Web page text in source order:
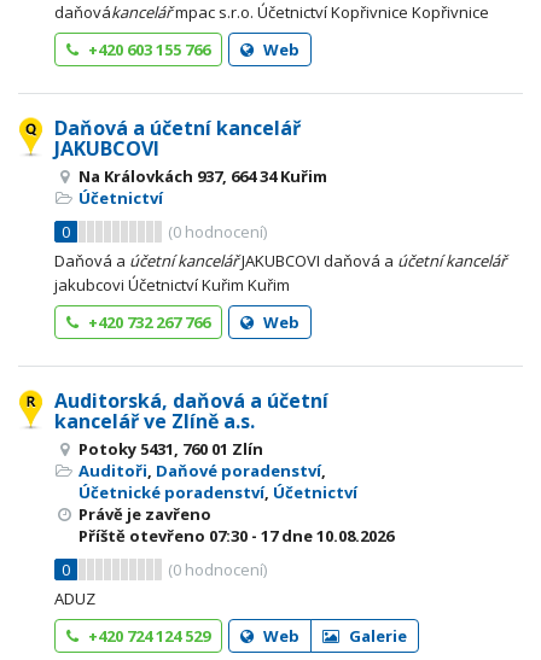
daňovákancelářmpac s.r.o. Účetnictví Kopřivnice Kopřivnice
+420 603 155 766
Web
Daňová a účetní kancelář
JAKUBCOVI
Na Královkách 937, 664 34 Kuřim
Účetnictví
0
(0 hodnocení)
Daňová a účetní kancelářJAKUBCOVI daňová a účetní kancelář
jakubcovi Účetnictví Kuřim Kuřim
+420 732 267 766
Web
Auditorská, daňová a účetní
kancelář ve Zlíně a.s.
Potoky 5431, 760 01 Zlín
Auditoři, Daňové poradenství,
Účetnické poradenství, Účetnictví
Právě je zavřeno
Příště otevřeno 07:30 - 17dne 10.08.2026
0
(0 hodnocení)
ADUZ
+420 724 124 529
Web Galerie